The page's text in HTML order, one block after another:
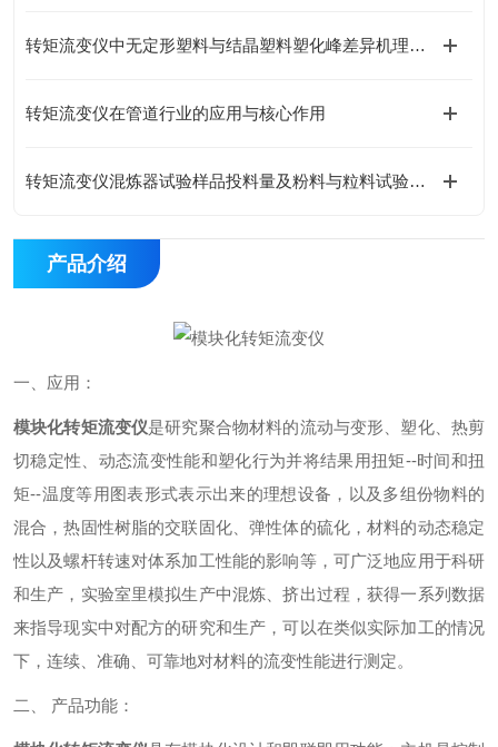
转矩流变仪中无定形塑料与结晶塑料塑化峰差异机理分析
转矩流变仪在管道行业的应用与核心作用
转矩流变仪混炼器试验样品投料量及粉料与粒料试验差异解析
产品介绍
一、应用：
模块化转矩流变仪是研究聚合物材料的流动与变形、塑化、热剪
切稳定性、动态流变性能和塑化行为并将结果用扭矩--时间和扭
矩--温度等用图表形式表示出来的理想设备，以及多组份物料的
混合，热固性树脂的交联固化、弹性体的硫化，材料的动态稳定
性以及螺杆转速对体系加工性能的影响等，可广泛地应用于科研
和生产，实验室里模拟生产中混炼、挤出过程，获得一系列数据
来指导现实中对配方的研究和生产，可以在类似实际加工的情况
下，连续、准确、可靠地对材料的流变性能进行测定。
二、 产品功能：